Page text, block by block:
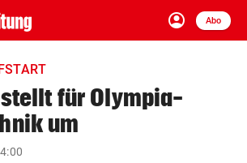
account_circle
Anmelden
Abo
close Schließen
für Olympia-
um